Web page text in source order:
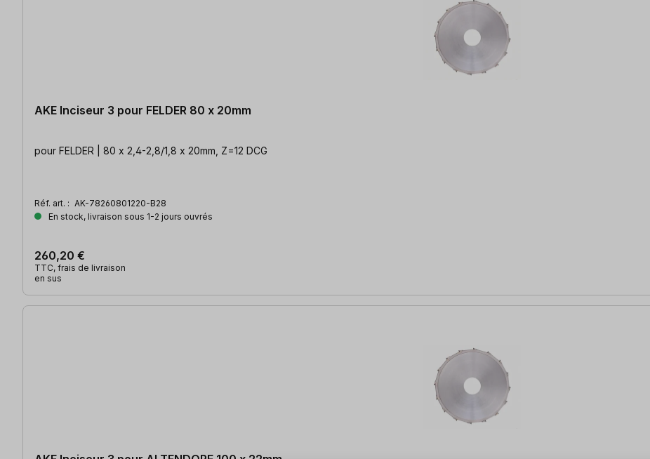
AKE Inciseur 3 pour FELDER 80 x 20mm
pour FELDER | 80 x 2,4-2,8/1,8 x 20mm, Z=12 DCG
Réf. art. : AK-78260801220-B28
En stock, livraison sous 1-2 jours ouvrés
260,20 €
TTC, frais de livraison
en sus